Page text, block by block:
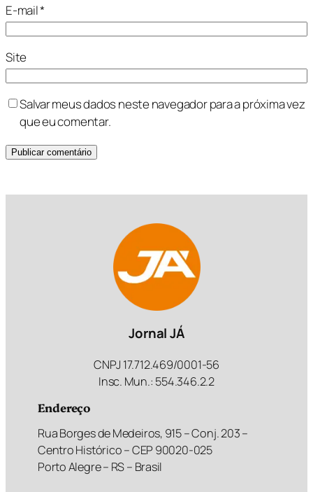
E-mail*
Site
Salvar meus dados neste navegador para a próxima vez
que eu comentar.
Jornal JÁ
CNPJ 17.712.469/0001-56
Insc. Mun.: 554.346.2.2
Endereço
Rua Borges de Medeiros, 915 – Conj. 203 –
Centro Histórico – CEP 90020-025
Porto Alegre – RS – Brasil